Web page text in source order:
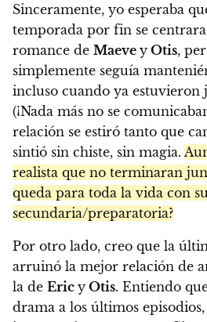
Sinceramente, yo esperaba
temporada por fin se
romance de Maeve y Otis,
simplemente seguía
incluso cuando ya estuvieron
(¡Nada más no se
relación se estiró tanto que
sintió sin chiste, sin magia.
realista que no terminaran
queda para toda la vida con
secundaria/preparatoria?
Por otro lado, creo que la
arruinó la mejor relación de
la de Eric y Otis. Entiendo
drama a los últimos